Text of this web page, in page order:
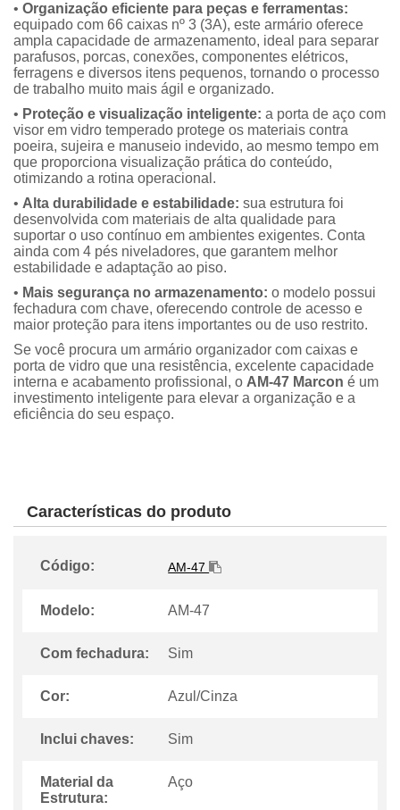
• Organização eficiente para peças e ferramentas:
equipado com 66 caixas nº 3 (3A), este armário oferece
ampla capacidade de armazenamento, ideal para separar
parafusos, porcas, conexões, componentes elétricos,
ferragens e diversos itens pequenos, tornando o processo
de trabalho muito mais ágil e organizado.
• Proteção e visualização inteligente: a porta de aço com
visor em vidro temperado protege os materiais contra
poeira, sujeira e manuseio indevido, ao mesmo tempo em
que proporciona visualização prática do conteúdo,
otimizando a rotina operacional.
• Alta durabilidade e estabilidade: sua estrutura foi
desenvolvida com materiais de alta qualidade para
suportar o uso contínuo em ambientes exigentes. Conta
ainda com 4 pés niveladores, que garantem melhor
estabilidade e adaptação ao piso.
• Mais segurança no armazenamento: o modelo possui
fechadura com chave, oferecendo controle de acesso e
maior proteção para itens importantes ou de uso restrito.
Se você procura um armário organizador com caixas e
porta de vidro que una resistência, excelente capacidade
interna e acabamento profissional, o AM-47 Marcon é um
investimento inteligente para elevar a organização e a
eficiência do seu espaço.
Características do produto
Código: AM-47
Modelo: AM-47
Com fechadura: Sim
Cor: Azul/Cinza
Inclui chaves: Sim
Material da
Estrutura:
Aço